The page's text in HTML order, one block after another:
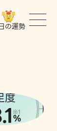
の運勢
度
※1
%